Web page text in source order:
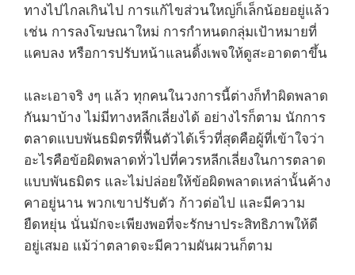
ทางไปไกลเกินไป การแก้ไขส่วนใหญ่ก็เล็กน้อยอยู่แล้ว
เช่น การลงโฆษณาใหม่ การกำหนดกลุ่มเป้าหมายที่
แคบลง หรือการปรับหน้าแลนดิ้งเพจให้ดูสะอาดตาขึ้น
และเอาจริ งๆ แล้ว ทุกคนในวงการนี้ต่างก็ทำผิดพลาด
กันมาบ้าง ไม่มีทางหลีกเลี่ยงได้ อย่างไรก็ตาม นักการ
ตลาดแบบพันธมิตรที่ฟื้นตัวได้เร็วที่สุดคือผู้ที่เข้าใจว่า
อะไรคือข้อผิดพลาดทั่วไปที่ควรหลีกเลี่ยงในการตลาด
แบบพันธมิตร และไม่ปล่อยให้ข้อผิดพลาดเหล่านั้นค้าง
คาอยู่นาน พวกเขาปรับตัว ก้าวต่อไป และมีความ
ยืดหยุ่น นั่นมักจะเพียงพอที่จะรักษาประสิทธิภาพให้ดี
อยู่เสมอ แม้ว่าตลาดจะมีความผันผวนก็ตาม